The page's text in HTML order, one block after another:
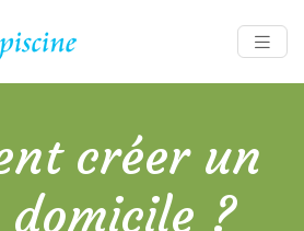
créer un
domicile ?